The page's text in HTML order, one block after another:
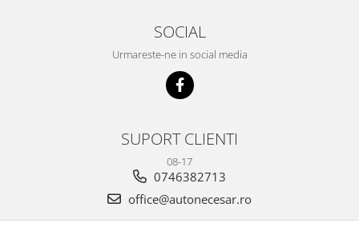
SOCIAL
Urmareste-ne in social media
SUPORT CLIENTI
08-17
0746382713
office@autonecesar.ro